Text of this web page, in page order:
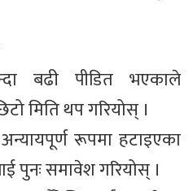
बढी पीडित भएकाले
मिति थप गरियोस् ।
रूपमा हटाइएका
पुनः समावेश गरियोस् ।